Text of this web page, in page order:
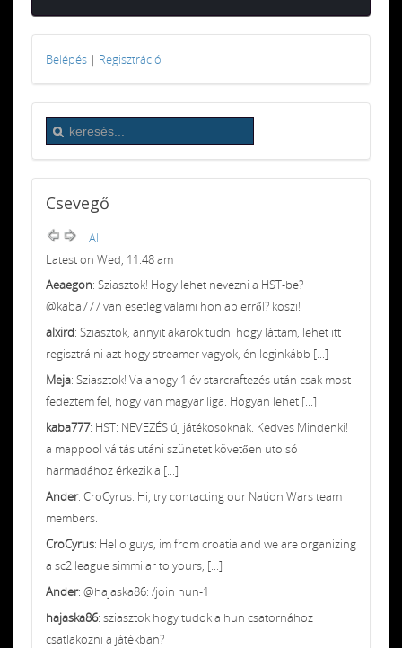
Belépés | Regisztráció
Csevegő
All
Latest on Wed, 11:48 am
Aeaegon: Sziasztok! Hogy lehet nevezni a HST-be?
@kaba777 van esetleg valami honlap erről? köszi!
alxird: Sziasztok, annyit akarok tudni hogy láttam, lehet itt
regisztrálni azt hogy streamer vagyok, én leginkább [...]
Meja: Sziasztok! Valahogy 1 év starcraftezés után csak most
fedeztem fel, hogy van magyar liga. Hogyan lehet [...]
kaba777: HST: NEVEZÉS új játékosoknak. Kedves Mindenki!
a mappool váltás utáni szünetet követően utolsó
harmadához érkezik a [...]
Ander: CroCyrus: Hi, try contacting our Nation Wars team
members.
CroCyrus: Hello guys, im from croatia and we are organizing
a sc2 league simmilar to yours, [...]
Ander: @hajaska86: /join hun-1
hajaska86: sziasztok hogy tudok a hun csatornához
csatlakozni a játékban?